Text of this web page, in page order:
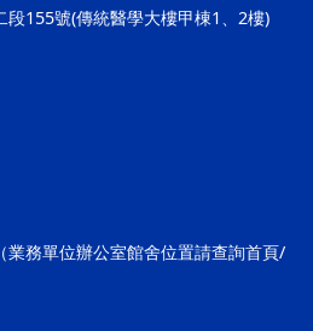
155號(傳統醫學大樓甲棟1、2樓)
務單位辦公室館舍位置請查詢首頁/